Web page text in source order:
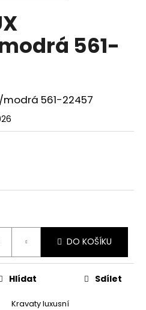
561-
modrá 561-22457
DO KOŠÍKU
Kravaty luxusní
Hlídat Sdílet